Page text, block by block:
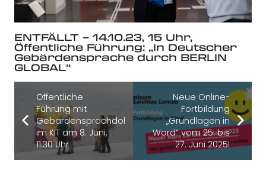
ENTFÄLLT – 14.10.23, 15 Uhr,
Öffentliche Führung: „In Deutscher
Gebärdensprache durch BERLIN
GLOBAL“
Öffentliche
Führung mit
Gebärdensprachdolmetscher
im KIT am 8. Juni,
11.30 Uhr
Neue Online-
Fortbildung
„Grundlagen in
Word“ vom 25. bis
27. Juni 2025!